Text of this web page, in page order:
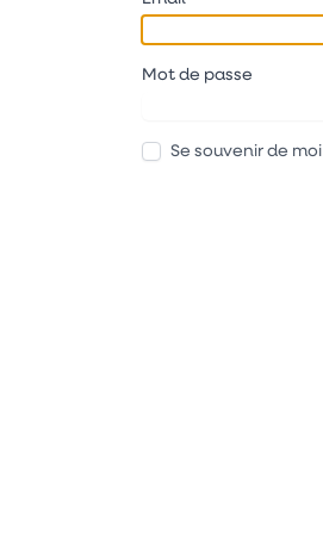
Mot de passe
Se souvenir de moi